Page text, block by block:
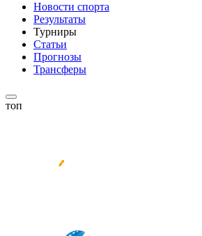
Новости спорта
Результаты
Турниры
Статьи
Прогнозы
Трансферы
топ